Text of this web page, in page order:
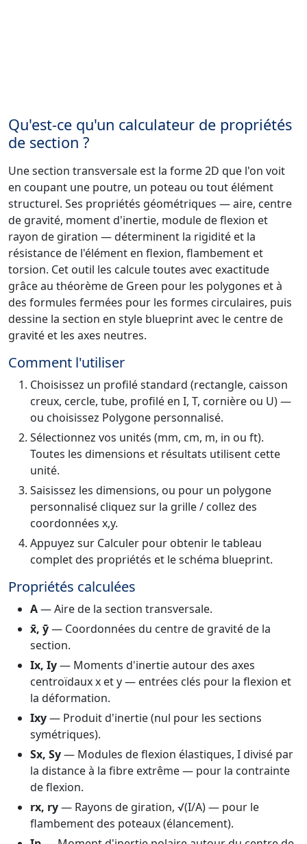
Qu'est-ce qu'un calculateur de propriétés
de section ?
Une section transversale est la forme 2D que l'on voit
en coupant une poutre, un poteau ou tout élément
structurel. Ses propriétés géométriques — aire, centre
de gravité, moment d'inertie, module de flexion et
rayon de giration — déterminent la rigidité et la
résistance de l'élément en flexion, flambement et
torsion. Cet outil les calcule toutes avec exactitude
grâce au théorème de Green pour les polygones et à
des formules fermées pour les formes circulaires, puis
dessine la section en style blueprint avec le centre de
gravité et les axes neutres.
Comment l'utiliser
Choisissez un profilé standard (rectangle, caisson
creux, cercle, tube, profilé en I, T, cornière ou U) —
ou choisissez Polygone personnalisé.
Sélectionnez vos unités (mm, cm, m, in ou ft).
Toutes les dimensions et résultats utilisent cette
unité.
Saisissez les dimensions, ou pour un polygone
personnalisé cliquez sur la grille / collez des
coordonnées x,y.
Appuyez sur Calculer pour obtenir le tableau
complet des propriétés et le schéma blueprint.
Propriétés calculées
A— Aire de la section transversale.
x̄, ȳ— Coordonnées du centre de gravité de la
section.
Ix, Iy— Moments d'inertie autour des axes
centroïdaux x et y — entrées clés pour la flexion et
la déformation.
Ixy— Produit d'inertie (nul pour les sections
symétriques).
Sx, Sy— Modules de flexion élastiques, I divisé par
la distance à la fibre extrême — pour la contrainte
de flexion.
rx, ry— Rayons de giration, √(I/A) — pour le
flambement des poteaux (élancement).